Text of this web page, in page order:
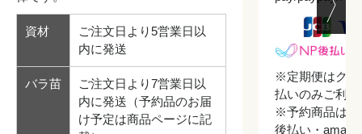
資材
ご注文日より5営業日以
内に発送
バラ苗
ご注文日より7営業日以
内に発送（予約品のお届
け予定は商品ページに記
※定期便はクレ
払いのみご利
※予約商品はク
後払い・